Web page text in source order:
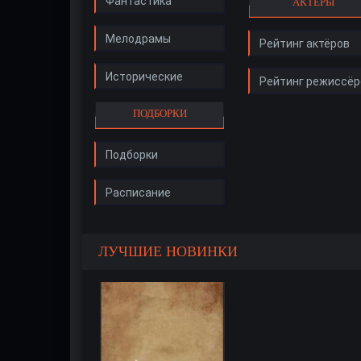
Мелодрамы
Исторические
ПОДБОРКИ
Подборки
Расписание
Рейтинг актёров
Рейтинг
ЛУЧШИЕ НОВИНКИ